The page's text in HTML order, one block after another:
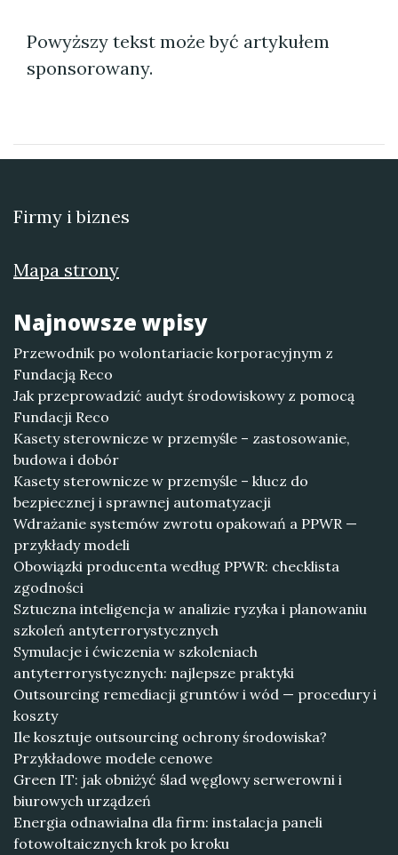
Powyższy tekst może być artykułem
sponsorowany.
Firmy i biznes
Mapa strony
Najnowsze wpisy
Przewodnik po wolontariacie korporacyjnym z
Fundacją Reco
Jak przeprowadzić audyt środowiskowy z pomocą
Fundacji Reco
Kasety sterownicze w przemyśle – zastosowanie,
budowa i dobór
Kasety sterownicze w przemyśle – klucz do
bezpiecznej i sprawnej automatyzacji
Wdrażanie systemów zwrotu opakowań a PPWR —
przykłady modeli
Obowiązki producenta według PPWR: checklista
zgodności
Sztuczna inteligencja w analizie ryzyka i planowaniu
szkoleń antyterrorystycznych
Symulacje i ćwiczenia w szkoleniach
antyterrorystycznych: najlepsze praktyki
Outsourcing remediacji gruntów i wód — procedury i
koszty
Ile kosztuje outsourcing ochrony środowiska?
Przykładowe modele cenowe
Green IT: jak obniżyć ślad węglowy serwerowni i
biurowych urządzeń
Energia odnawialna dla firm: instalacja paneli
fotowoltaicznych krok po kroku